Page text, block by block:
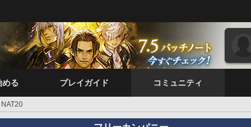
める プレイガイド コミュニティ
NAT20